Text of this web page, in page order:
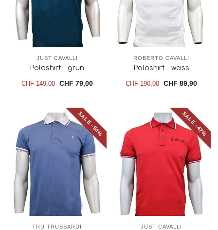
JUST CAVALLI
Poloshirt - grün
CHF 149,00 CHF 79,00
ROBERTO CAVALLI
Poloshirt - weiss
CHF 190,00 CHF 89,90
SALE -54%
TRU TRUSSARDI
SALE -47%
JUST CAVALLI